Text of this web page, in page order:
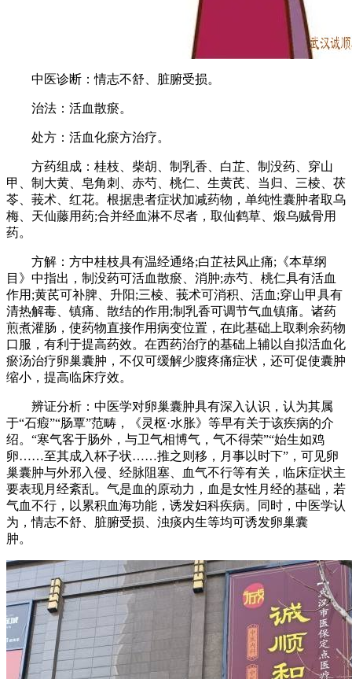
中医诊断：情志不舒、脏腑受损。
治法：活血散瘀。
处方：活血化瘀方治疗。
方药组成：桂枝、柴胡、制乳香、白芷、制没药、穿山
甲、制大黄、皂角刺、赤芍、桃仁、生黄芪、当归、三棱、茯
苓、莪术、红花。根据患者症状加减药物，单纯性囊肿者取乌
梅、天仙藤用药;合并经血淋不尽者，取仙鹤草、煅乌贼骨用
药。
方解：方中桂枝具有温经通络;白芷祛风止痛;《本草纲
目》中指出，制没药可活血散瘀、消肿;赤芍、桃仁具有活血
作用;黄芪可补脾、升阳;三棱、莪术可消积、活血;穿山甲具有
清热解毒、镇痛、散结的作用;制乳香可调节气血镇痛。诸药
煎煮灌肠，使药物直接作用病变位置，在此基础上取剩余药物
口服，有利于提高药效。在西药治疗的基础上辅以自拟活血化
瘀汤治疗卵巢囊肿，不仅可缓解少腹疼痛症状，还可促使囊肿
缩小，提高临床疗效。
辨证分析：中医学对卵巢囊肿具有深入认识，认为其属
于“石瘕”“肠覃”范畴，《灵枢·水胀》等早有关于该疾病的介
绍。“寒气客于肠外，与卫气相博气，气不得荣”“始生如鸡
卵……至其成入杯子状……推之则移，月事以时下”，可见卵
巢囊肿与外邪入侵、经脉阻塞、血气不行等有关，临床症状主
要表现月经紊乱。气是血的原动力，血是女性月经的基础，若
气血不行，以累积血海功能，诱发妇科疾病。同时，中医学认
为，情志不舒、脏腑受损、浊痰内生等均可诱发卵巢囊
肿。